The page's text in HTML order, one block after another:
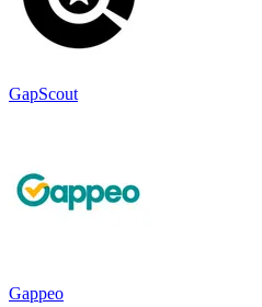
GapScout
Gappeo